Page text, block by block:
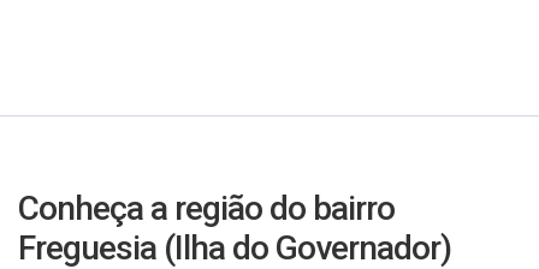
Conheça a região do bairro
Freguesia (Ilha do Governador)